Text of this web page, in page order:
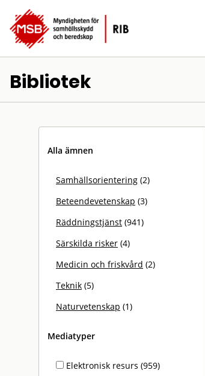
Bibliotek
Alla ämnen
Samhällsorientering (2)
Beteendevetenskap (3)
Räddningstjänst (941)
Särskilda risker (4)
Medicin och friskvård (2)
Teknik (5)
Naturvetenskap (1)
Mediatyper
Elektronisk resurs (959)